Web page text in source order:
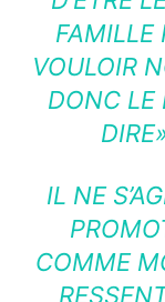
FAMILLE
VOULOIR
DONC LE
IL NE
COMME